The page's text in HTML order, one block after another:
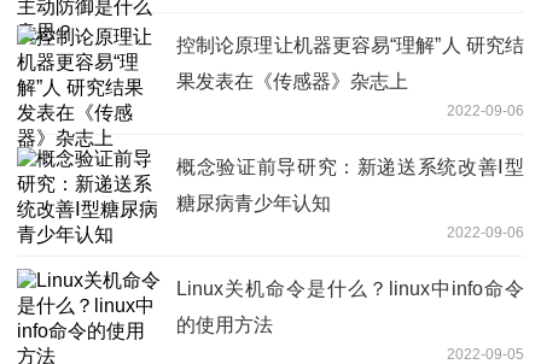
控制论原理让机器更容易“理解”人 研究结
果发表在《传感器》杂志上
2022-09-06
概念验证前导研究：新递送系统改善Ⅰ型
糖尿病青少年认知
2022-09-06
Linux关机命令是什么？linux中info命令
的使用方法
2022-09-05